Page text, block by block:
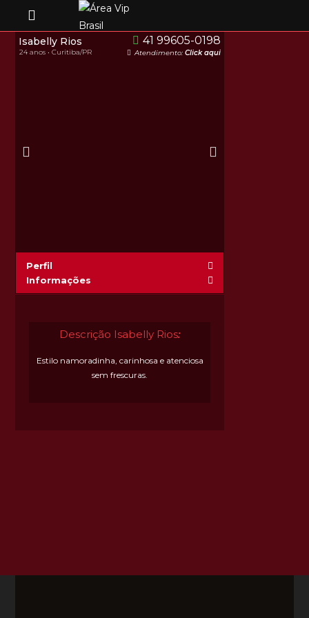
41 99605-0198
Atendimento: Click aqui
Isabelly Rios
24 anos • Curitiba/PR
Perfil
Informações
Descrição Isabelly Rios:
Estilo namoradinha, carinhosa e atenciosa
sem frescuras.